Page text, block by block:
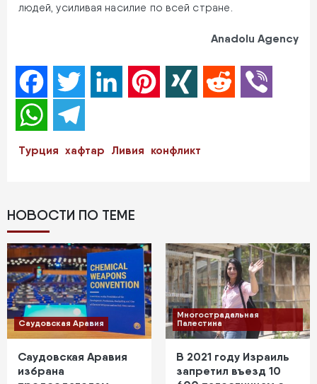
людей, усиливая насилие по всей стране.
Anadolu Agency
FacebookTwitter LinkedIn Pinterest XING Reddit
WhatsApp
Турция хафтар Ливия конфликт
НОВОСТИ ПО ТЕМЕ
Саудовская Аравия
Саудовская Аравия
избрана
Многострадальная
Палестина
В 2021 году Израиль
запретил въезд 10